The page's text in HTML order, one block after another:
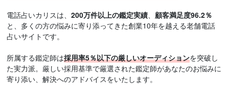
電話占いカリスは、200万件以上の鑑定実績、顧客満足度96.2％
と、多くの方の悩みに寄り添ってきた創業10年を越える老舗電話
占いサイトです。
所属する鑑定師は採用率5％以下の厳しいオーディションを突破し
た実力派。厳しい採用基準で厳選された鑑定師があなたのお悩みに
寄り添い、解決へのアドバイスをいたします。